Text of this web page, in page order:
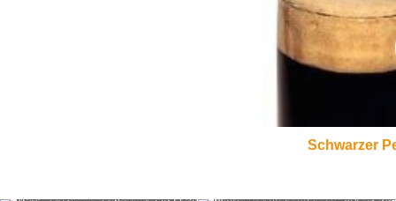
birrificio
Krug
Schwarzer